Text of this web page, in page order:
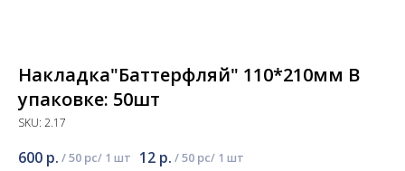
Накладка"Баттерфляй" 110*210мм В
упаковке: 50шт
SKU: 2.17
600 р. /50 pc 12 р. /50 pc